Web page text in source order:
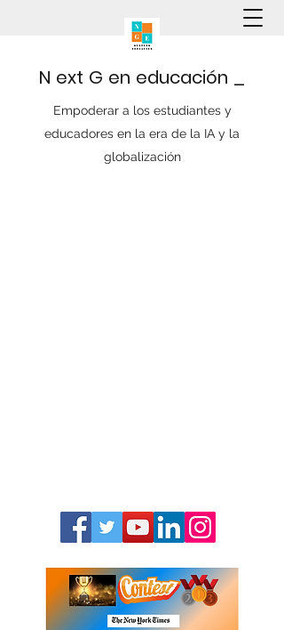
N ext G en educación _
Empoderar a los estudiantes y
educadores en la era de la IA y la
globalización